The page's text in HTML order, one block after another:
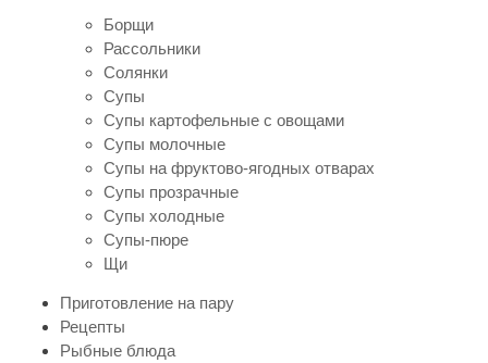
Борщи
Рассольники
Солянки
Супы
Супы картофельные с овощами
Супы молочные
Супы на фруктово-ягодных отварах
Супы прозрачные
Супы холодные
Супы-пюре
Щи
Приготовление на пару
Рецепты
Рыбные блюда